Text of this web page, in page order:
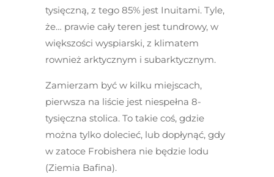
tysięczną, z tego 85% jest Inuitami. Tyle,
że… prawie cały teren jest tundrowy, w
większości wyspiarski, z klimatem
rownież arktycznym i subarktycznym.
Zamierzam być w kilku miejscach,
pierwsza na liście jest niespełna 8-
tysięczna stolica. To takie coś, gdzie
można tylko dolecieć, lub dopłynąć, gdy
w zatoce Frobishera nie będzie lodu
(Ziemia Bafina).